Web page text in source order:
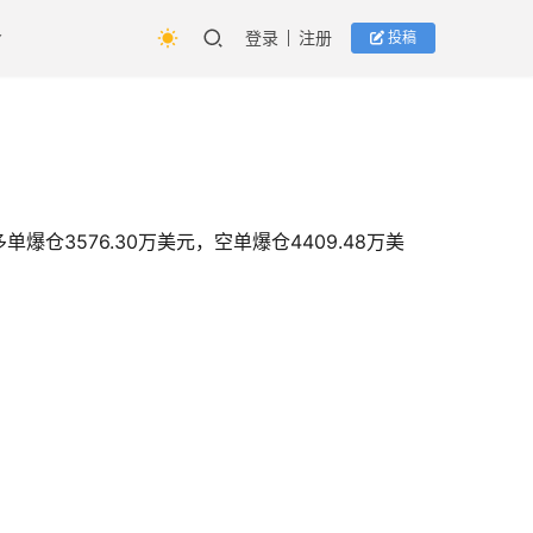
登录 注册 投稿
爆仓3576.30万美元，空单爆仓4409.48万美